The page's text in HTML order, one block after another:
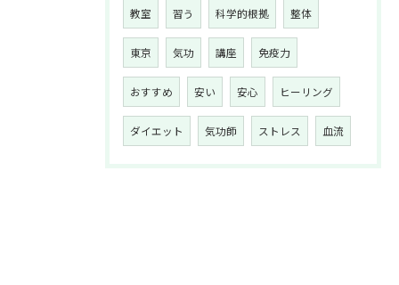
教室 習う 科学的根拠 整体
東京 気功 講座 免疫力
おすすめ 安い 安心 ヒーリング
ダイエット 気功師 ストレス 血流